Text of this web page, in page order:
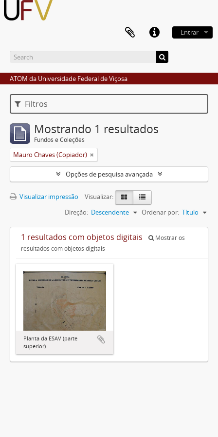
Entrar
ATOM da Universidade Federal de Viçosa
Filtros
Mostrando 1 resultados
Fundos e Coleções
Mauro Chaves (Copiador)
Opções de pesquisa avançada
Visualizar impressão
Visualizar:
Ordenar por: Título
Direção: Descendente
1 resultados com objetos digitais
Mostrar os
resultados com objetos digitais
Planta da ESAV (parte
superior)